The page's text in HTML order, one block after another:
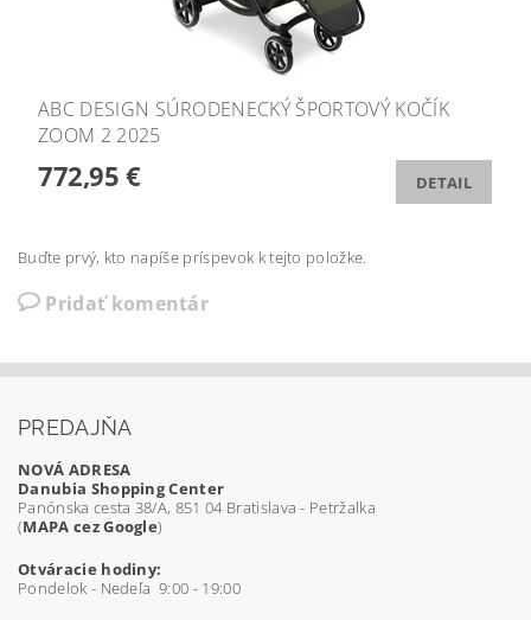
ABC DESIGN SÚRODENECKÝ ŠPORTOVÝ KOČÍK
ZOOM 2 2025
772,95 € DETAIL
Buďte prvý, kto napíše príspevok k tejto položke.
Pridať komentár
PREDAJŇA
NOVÁ ADRESA
Danubia Shopping Center
Panónska cesta 38/A, 851 04 Bratislava - Petržalka
(MAPA cez Google)
Otváracie hodiny:
Pondelok - Nedeľa 9:00 - 19:00